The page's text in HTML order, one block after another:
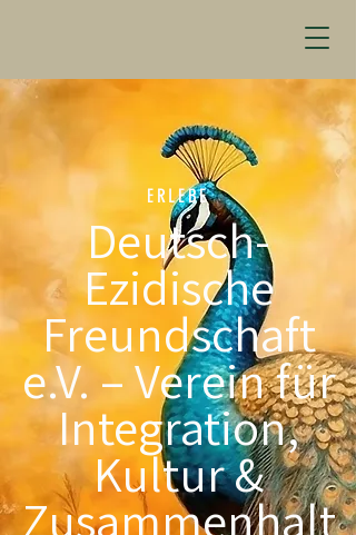
ERLEBE
Deutsch-
Ezidische
Freundschaft
e.V. – Verein für
Integration,
Kultur &
Zusammenhalt